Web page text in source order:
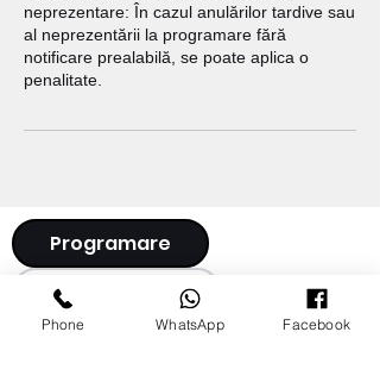
neprezentare: În cazul anulărilor tardive sau
al neprezentării la programare fără
notificare prealabilă, se poate aplica o
penalitate.
Programare
Abonamente
Phone WhatsApp Facebook